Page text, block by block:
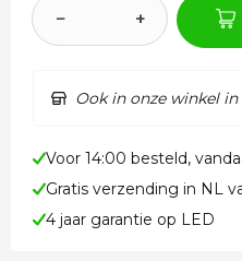
− +
Ook in onze winkel
Voor 14:00 besteld,
Gratis verzending in NL
4 jaar garantie op LED